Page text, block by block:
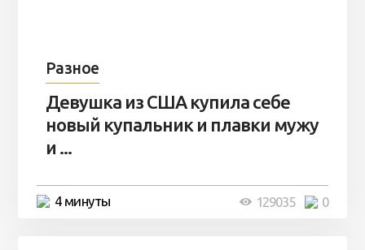
Разное
Девушка из США купила себе
новый купальник и плавки мужу
и ...
4 минуты 0
129035